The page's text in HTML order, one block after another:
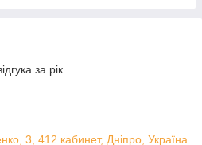
за рік
3, 412 кабинет, Дніпро, Україна